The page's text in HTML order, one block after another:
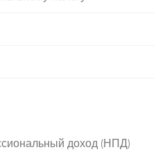
доход (НПД)